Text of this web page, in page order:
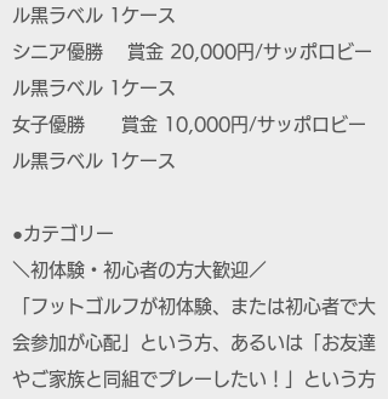
ル黒ラベル 1ケース
シニア優勝 賞金 20,000円/サッポロビー
ル黒ラベル 1ケース
女子優勝 賞金 10,000円/サッポロビー
ル黒ラベル 1ケース
●カテゴリー
＼初体験・初心者の方大歓迎／
「フットゴルフが初体験、または初心者で大
会参加が心配」という方、あるいは「お友達
やご家族と同組でプレーしたい！」という方